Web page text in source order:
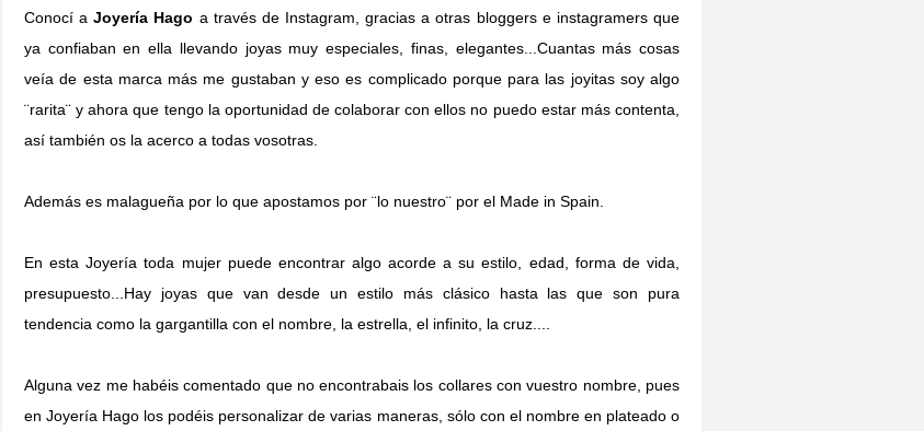
Conocí aJoyería Hago a través de Instagram, gracias a otras bloggers e instagramers que
ya confiaban en ella llevando joyas muy especiales, finas, elegantes...Cuantas más cosas
veía de esta marca más me gustaban y eso es complicado porque para las joyitas soy algo
¨rarita¨ y ahora que tengo la oportunidad de colaborar con ellos no puedo estar más contenta,
así también os la acerco a todas vosotras.
Además es malagueña por lo que apostamos por ¨lo nuestro¨ por el Made in Spain.
En esta Joyería toda mujer puede encontrar algo acorde a su estilo, edad, forma de vida,
presupuesto...Hay joyas que van desde un estilo más clásico hasta las que son pura
tendencia como la gargantilla con el nombre, la estrella, el infinito, la cruz....
Alguna vez me habéis comentado que no encontrabais los collares con vuestro nombre, pues
en Joyería Hago los podéis personalizar de varias maneras, sólo con el nombre en plateado o